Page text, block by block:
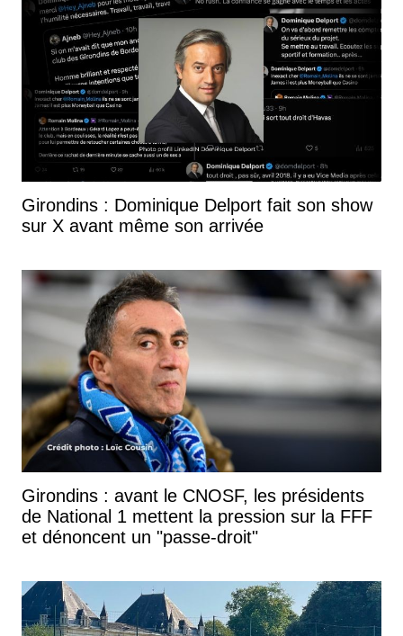
Girondins : Dominique Delport fait son show
sur X avant même son arrivée
Girondins : avant le CNOSF, les présidents
de National 1 mettent la pression sur la FFF
et dénoncent un "passe-droit"